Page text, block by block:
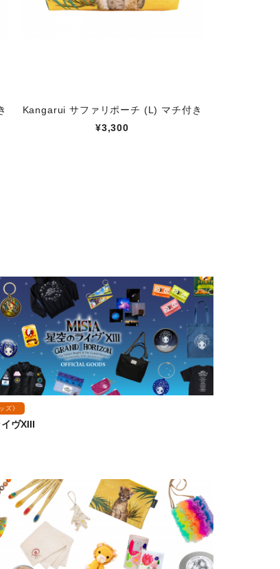
Kangarui サファリポーチ (L) マチ付き
¥3,300
ズ》
ヴXIII